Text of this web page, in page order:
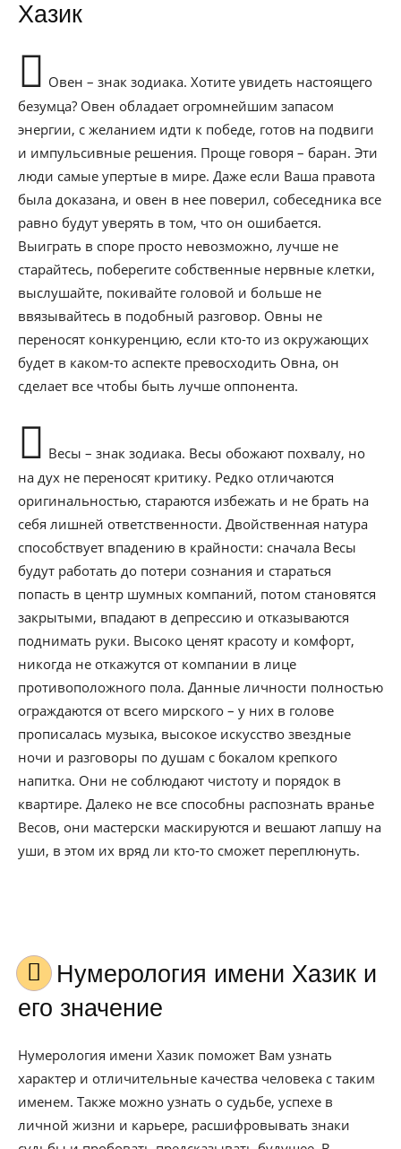
Хазик
Овен – знак зодиака. Хотите увидеть настоящего
безумца? Овен обладает огромнейшим запасом
энергии, с желанием идти к победе, готов на подвиги
и импульсивные решения. Проще говоря – баран. Эти
люди самые упертые в мире. Даже если Ваша правота
была доказана, и овен в нее поверил, собеседника все
равно будут уверять в том, что он ошибается.
Выиграть в споре просто невозможно, лучше не
старайтесь, поберегите собственные нервные клетки,
выслушайте, покивайте головой и больше не
ввязывайтесь в подобный разговор. Овны не
переносят конкуренцию, если кто-то из окружающих
будет в каком-то аспекте превосходить Овна, он
сделает все чтобы быть лучше оппонента.
Весы – знак зодиака. Весы обожают похвалу, но
на дух не переносят критику. Редко отличаются
оригинальностью, стараются избежать и не брать на
себя лишней ответственности. Двойственная натура
способствует впадению в крайности: сначала Весы
будут работать до потери сознания и стараться
попасть в центр шумных компаний, потом становятся
закрытыми, впадают в депрессию и отказываются
поднимать руки. Высоко ценят красоту и комфорт,
никогда не откажутся от компании в лице
противоположного пола. Данные личности полностью
ограждаются от всего мирского – у них в голове
прописалась музыка, высокое искусство звездные
ночи и разговоры по душам с бокалом крепкого
напитка. Они не соблюдают чистоту и порядок в
квартире. Далеко не все способны распознать вранье
Весов, они мастерски маскируются и вешают лапшу на
уши, в этом их вряд ли кто-то сможет переплюнуть.
Нумерология имени Хазик и
его значение
Нумерология имени Хазик поможет Вам узнать
характер и отличительные качества человека с таким
именем. Также можно узнать о судьбе, успехе в
личной жизни и карьере, расшифровывать знаки